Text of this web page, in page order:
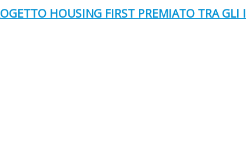
HOUSING FIRST PREMIATO TRA GLI